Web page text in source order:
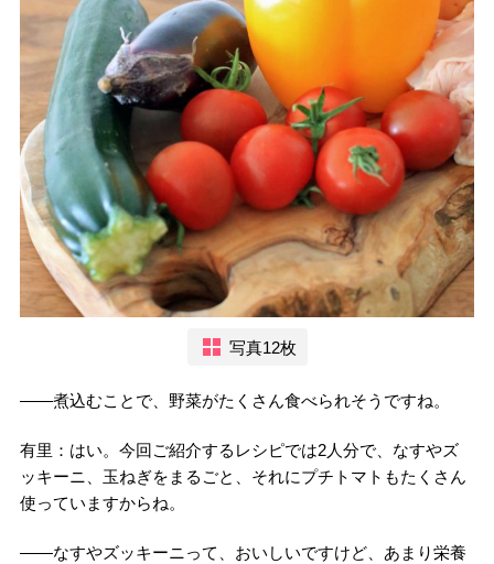
写真12枚
――煮込むことで、野菜がたくさん食べられそうですね。
有里：はい。今回ご紹介するレシピでは2人分で、なすやズ
ッキーニ、玉ねぎをまるごと、それにプチトマトもたくさん
使っていますからね。
――なすやズッキーニって、おいしいですけど、あまり栄養